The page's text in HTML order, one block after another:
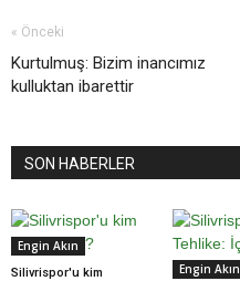
« Önceki
Kurtulmuş: Bizim inancımız
kulluktan ibarettir
SON HABERLER
Engin Akın
Silivrispor'u kim
Engin Akın